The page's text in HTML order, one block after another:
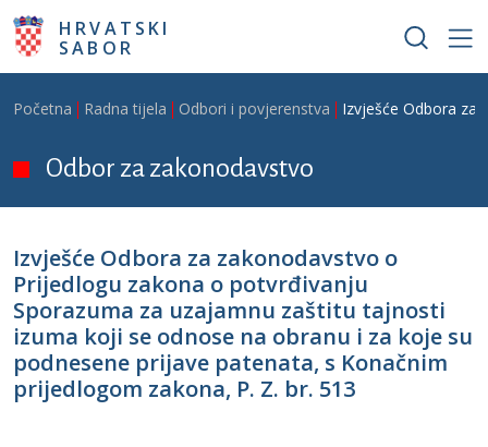
Skoči na glavni sadržaj
HRVATSKI
SABOR
Breadcrumb
Početna Radna tijela Odbori i povjerenstva Izvješće Odbora za
Odbor za zakonodavstvo
Izvješće Odbora za zakonodavstvo o
Prijedlogu zakona o potvrđivanju
Sporazuma za uzajamnu zaštitu tajnosti
izuma koji se odnose na obranu i za koje su
podnesene prijave patenata, s Konačnim
prijedlogom zakona, P. Z. br. 513